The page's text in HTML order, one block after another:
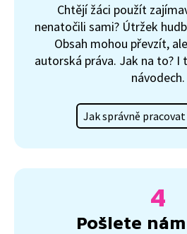
Chtějí žáci použít
nenatočili sami? Útržek
Obsah mohou převzít,
autorská práva. Jak na to? I
návodech.
Jak správně
Pošlete